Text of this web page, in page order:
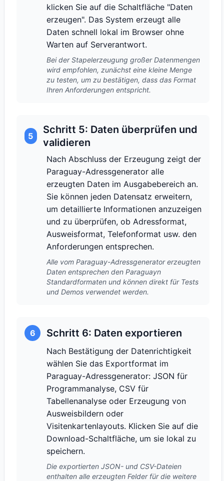
klicken Sie auf die Schaltfläche "Daten
erzeugen". Das System erzeugt alle
Daten schnell lokal im Browser ohne
Warten auf Serverantwort.
Bei der Stapelerzeugung großer Datenmengen
wird empfohlen, zunächst eine kleine Menge
zu testen, um zu bestätigen, dass das Format
Ihren Anforderungen entspricht.
5
Schritt 5: Daten überprüfen und
validieren
Nach Abschluss der Erzeugung zeigt der
Paraguay-Adressgenerator alle
erzeugten Daten im Ausgabebereich an.
Sie können jeden Datensatz erweitern,
um detaillierte Informationen anzuzeigen
und zu überprüfen, ob Adressformat,
Ausweisformat, Telefonformat usw. den
Anforderungen entsprechen.
Alle vom Paraguay-Adressgenerator erzeugten
Daten entsprechen den Paraguayn
Standardformaten und können direkt für Tests
und Demos verwendet werden.
6 Schritt 6: Daten exportieren
Nach Bestätigung der Datenrichtigkeit
wählen Sie das Exportformat im
Paraguay-Adressgenerator: JSON für
Programmanalyse, CSV für
Tabellenanalyse oder Erzeugung von
Ausweisbildern oder
Visitenkartenlayouts. Klicken Sie auf die
Download-Schaltfläche, um sie lokal zu
speichern.
Die exportierten JSON- und CSV-Dateien
enthalten alle erzeugten Felder für die weitere